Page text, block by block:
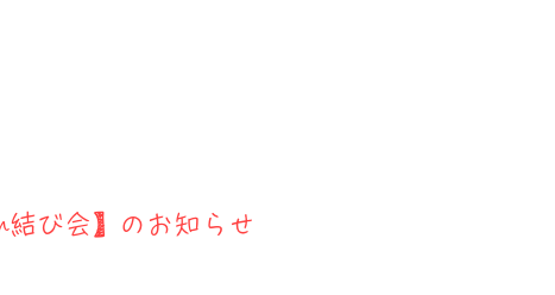
結び会】のお知らせ